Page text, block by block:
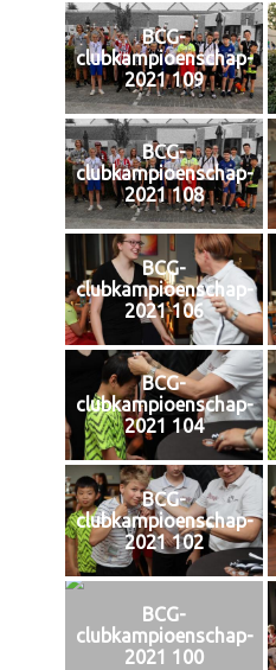
BCG-
clubkampioenschap-
2021 109
BCG-
clubkampioenschap-
2021 108
BCG-
clubkampioenschap-
2021 106
BCG-
clubkampioenschap-
2021 104
BCG-
clubkampioenschap-
2021 102
BCG-
clubkampioenschap-
2021 100